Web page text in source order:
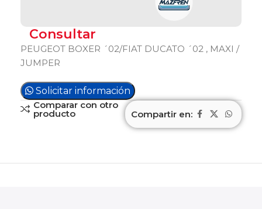
Consultar
PEUGEOT BOXER ´02/FIAT DUCATO ´02 , MAXI /
JUMPER
Solicitar información
Comparar con otro
producto Compartir en: